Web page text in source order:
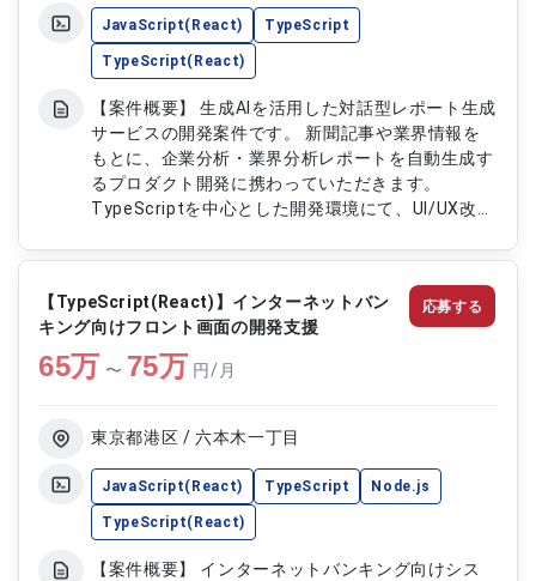
JavaScript(React) TypeScript
TypeScript(React)
【案件概要】 生成AIを活用した対話型レポート生成
サービスの開発案件です。 新聞記事や業界情報を
もとに、企業分析・業界分析レポートを自動生成す
るプロダクト開発に携わっていただきます。
TypeScriptを中心とした開発環境にて、UI/UX改善
活用した先進的なサービス開発に関われる案件で
エンド開発 ・UI/UX改善および追加機能の実装 ・記
事選定や要約機能など生成AI関連機能の開発 ・LLM
やRAGを活用した機能改善対応 ・ユーザー体験向上
に向けた改善提案および開発推進
【TypeScript(React)】インターネットバン
キング向けフロント画面の開発支援
65万 〜 75万 円/月
東京都港区 / 六本木一丁目
JavaScript(React) TypeScript Node.js
TypeScript(React)
【案件概要】 インターネットバンキング向けシス
応募する